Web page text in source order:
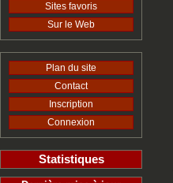
Sites favoris
Sur le Web
Plan du site
Contact
Inscription
Connexion
Statistiques